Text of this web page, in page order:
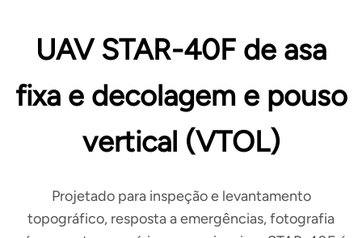
UAV STAR-40F de asa
fixa e decolagem e pouso
vertical (VTOL)
Projetado para inspeção e levantamento
topográfico, resposta a emergências, fotografia